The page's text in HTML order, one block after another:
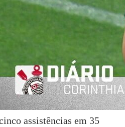
assistências em 35